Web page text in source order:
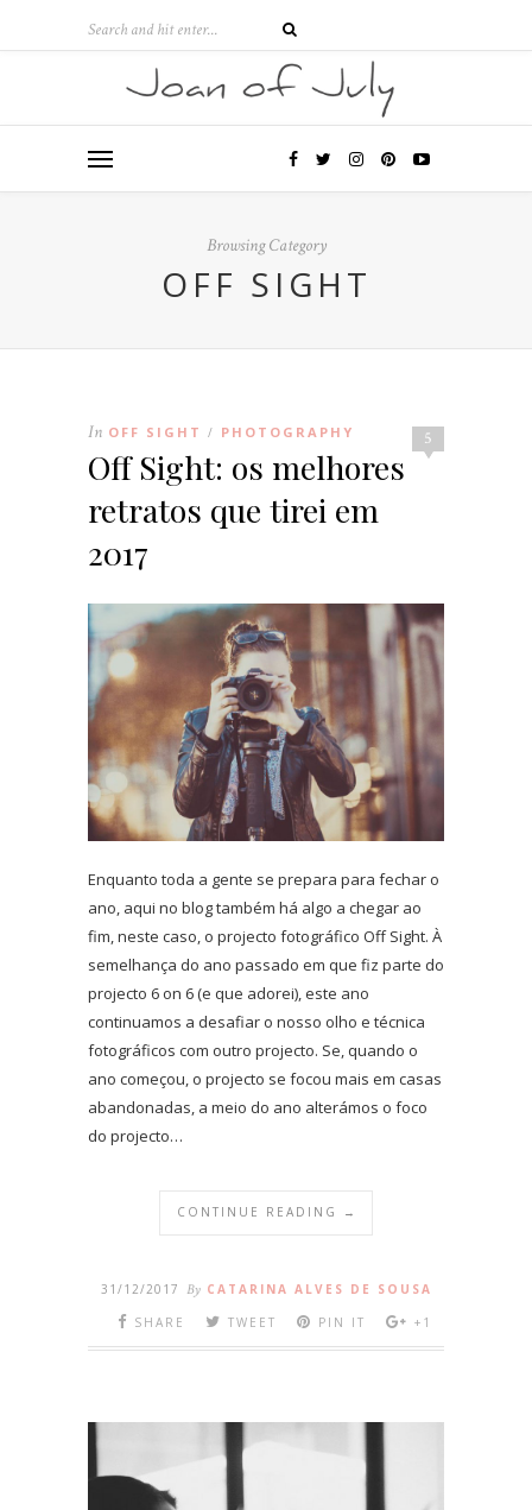
Browsing Category
OFF SIGHT
5
In OFF SIGHT / PHOTOGRAPHY
Off Sight: os melhores
retratos que tirei em
2017
Enquanto toda a gente se prepara para fechar o
ano, aqui no blog também há algo a chegar ao
fim, neste caso, o projecto fotográfico Off Sight. À
semelhança do ano passado em que fiz parte do
projecto 6 on 6 (e que adorei), este ano
continuamos a desafiar o nosso olho e técnica
fotográficos com outro projecto. Se, quando o
ano começou, o projecto se focou mais em casas
abandonadas, a meio do ano alterámos o foco
do projecto…
CONTINUE READING →
31/12/2017 By CATARINA ALVES DE SOUSA
SHARE
TWEET PIN IT +1